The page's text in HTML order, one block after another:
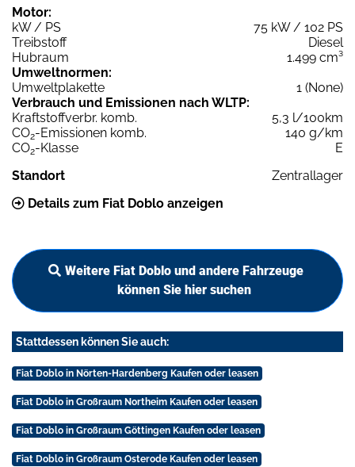
Motor:
kW / PS
75 kW / 102 PS
Treibstoff
Diesel
Hubraum
1.499 cm³
Umweltnormen:
Umweltplakette
1 (None)
Verbrauch und Emissionen nach WLTP:
Kraftstoffverbr. komb.
5,3 l/100km
CO2-Emissionen komb.
140 g/km
CO2-Klasse
E
Standort
Zentrallager
Details zum Fiat Doblo anzeigen
Weitere Fiat Doblo und andere Fahrzeuge
können Sie hier suchen
Stattdessen können Sie auch:
Fiat Doblo in Nörten-Hardenberg Kaufen oder leasen
Fiat Doblo in Großraum Northeim Kaufen oder leasen
Fiat Doblo in Großraum Göttingen Kaufen oder leasen
Fiat Doblo in Großraum Osterode Kaufen oder leasen